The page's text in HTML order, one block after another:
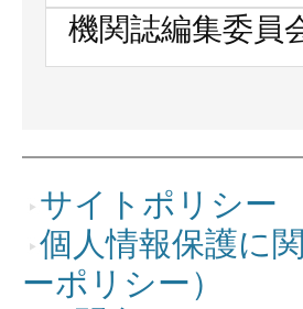
機関誌編集委員
サイトポリシー
個人情報保護に
ーポリシー）